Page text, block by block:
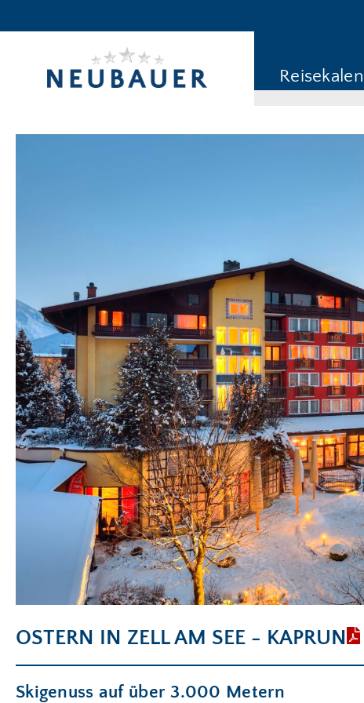
Reiseziel/Stichwort
OSTERN IN ZELL AM SEE - KAPRUN
Skigenuss auf über 3.000 Metern